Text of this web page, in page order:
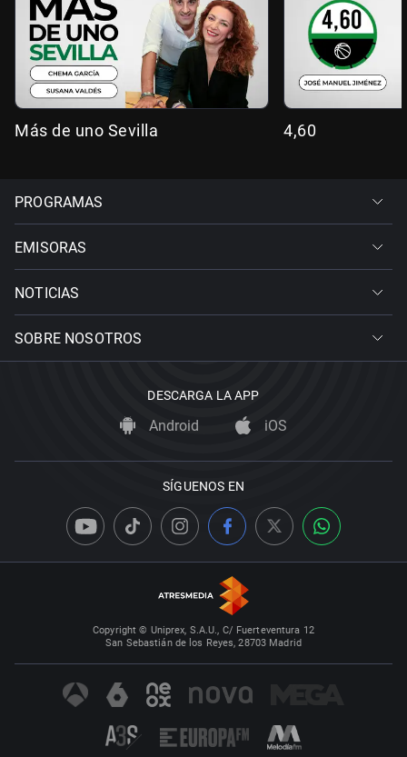
Más de uno Sevilla 4,60
PROGRAMAS
EMISORAS
NOTICIAS
SOBRE NOSOTROS
DESCARGA LA APP
Android iOS
SÍGUENOS EN
Copyright © Uniprex, S.A.U., C/ Fuerteventura 12
San Sebastián de los Reyes, 28703 Madrid